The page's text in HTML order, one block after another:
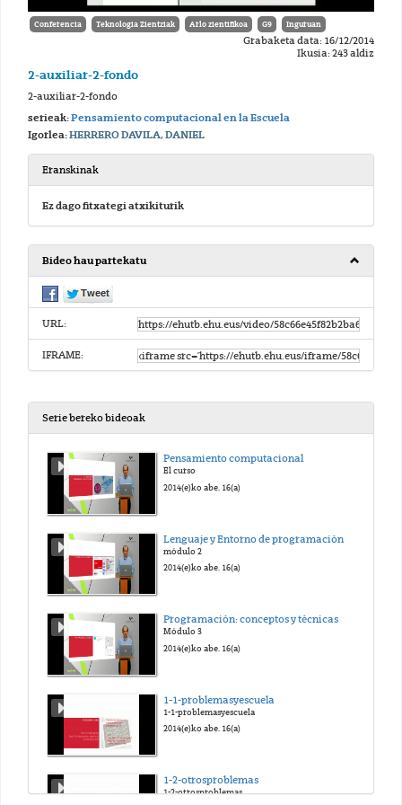
Conferencia Teknologia Zientziak Arlo zientifikoa G9 Inguruan
Grabaketa data: 16/12/2014
Ikusia: 243 aldiz
2-auxiliar-2-fondo
2-auxiliar-2-fondo
serieak:Pensamiento computacional en la Escuela
Igorlea:HERRERO DAVILA, DANIEL
Eranskinak
Ez dago fitxategi atxikiturik
Bideo hau partekatu
URL:
IFRAME:
Serie bereko bideoak
Pensamiento computacional
El curso
2014(e)ko abe. 16(a)
Lenguaje y Entorno de programación
módulo 2
2014(e)ko abe. 16(a)
Programación: conceptos y técnicas
Módulo 3
2014(e)ko abe. 16(a)
1-1-problemasyescuela
1-1-problemasyescuela
2014(e)ko abe. 16(a)
1-2-otrosproblemas
1-2-otrosproblemas